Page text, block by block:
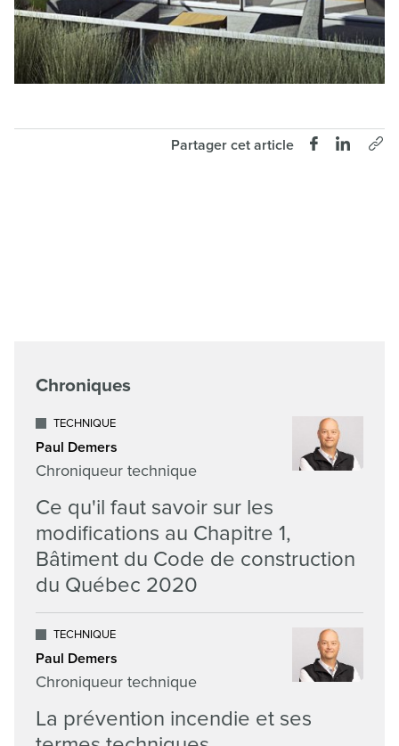
Partager cet article
Chroniques
TECHNIQUE
Paul Demers
Chroniqueur technique
Ce qu'il faut savoir sur les
modifications au Chapitre 1,
Bâtiment du Code de construction
du Québec 2020
TECHNIQUE
Paul Demers
Chroniqueur technique
La prévention incendie et ses